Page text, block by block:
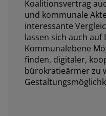
Koalitionsvertrag
und kommunale
interessante
lassen sich auch auf
Kommunalebene
finden, digitaler,
bürokratieärmer zu